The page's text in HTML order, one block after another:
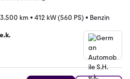
km • 412 kW (560 PS) • Benzin